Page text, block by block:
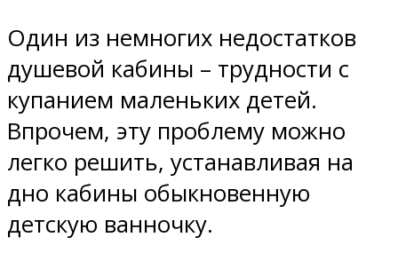
Один из немногих недостатков
душевой кабины – трудности с
купанием маленьких детей.
Впрочем, эту проблему можно
легко решить, устанавливая на
дно кабины обыкновенную
детскую ванночку.